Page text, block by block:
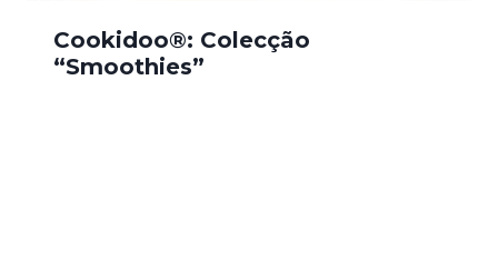
Cookidoo®: Colecção
“Smoothies”